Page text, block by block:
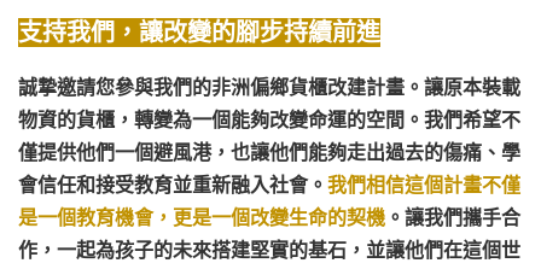
支持我們，讓改變的腳步持續前進
誠摯邀請您參與我們的非洲偏鄉貨櫃改建計畫。讓原本裝載
物資的貨櫃，轉變為一個能夠改變命運的空間。我們希望不
僅提供他們一個避風港，也讓他們能夠走出過去的傷痛、學
會信任和接受教育並重新融入社會。 我們相信這個計畫不僅
是一個教育機會，更是一個改變生命的契機 。讓我們攜手合
作，一起為孩子的未來搭建堅實的基石，並讓他們在這個世